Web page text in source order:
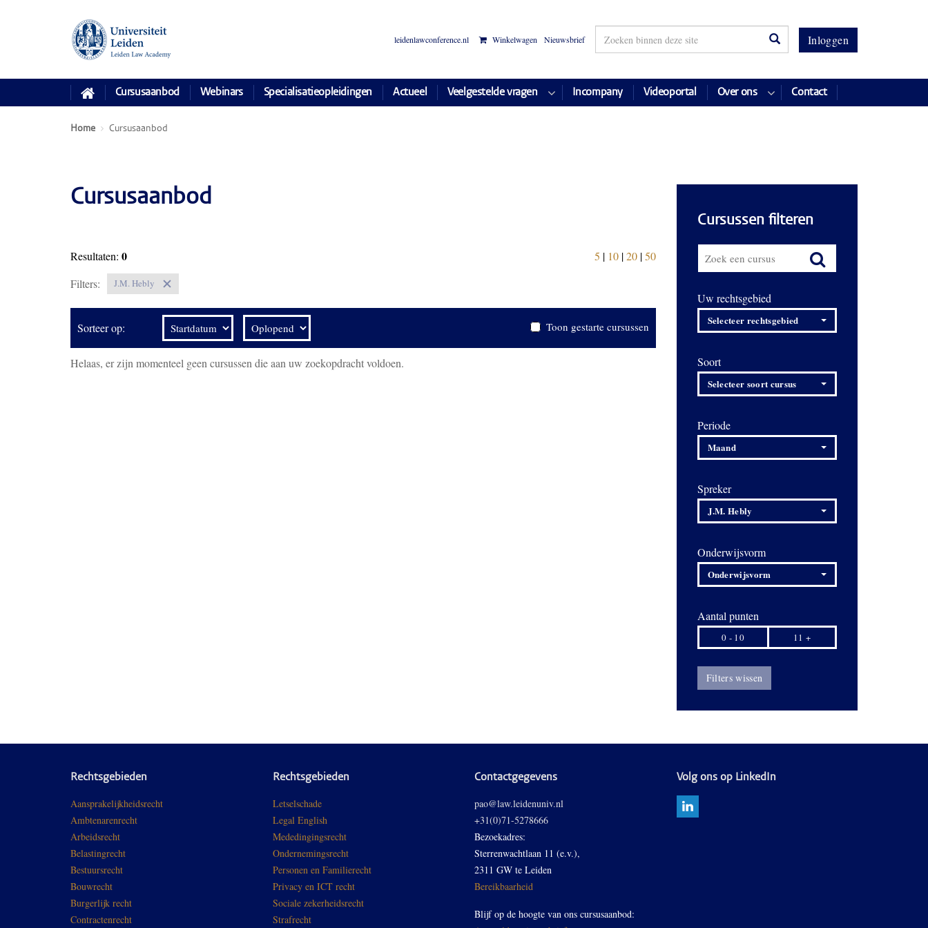
Inloggen
leidenlawconference.nl Winkelwagen Nieuwsbrief
Cursusaanbod Webinars Specialisatieopleidingen Actueel Veelgestelde vragen Incompany Videoportal Over ons Contact
Home Cursusaanbod
Cursusaanbod
Resultaten: 0 5 | 10|20|50
Filters:
J.M. Hebly
Sorteer op: Toon gestarte cursussen
Helaas, er zijn momenteel geen cursussen die aan uw zoekopdracht voldoen.
Cursussen filteren
Uw rechtsgebied
Selecteer rechtsgebied
Soort
Selecteer soort cursus
Periode
Maand
Spreker
J.M. Hebly
Onderwijsvorm
Onderwijsvorm
Aantal punten
0 - 10 11 +
Filters wissen
Rechtsgebieden
Aansprakelijkheidsrecht
Ambtenarenrecht
Arbeidsrecht
Belastingrecht
Bestuursrecht
Bouwrecht
Burgerlijk recht
Contractenrecht
Rechtsgebieden
Letselschade
Legal English
Mededingingsrecht
Ondernemingsrecht
Personen en Familierecht
Privacy en ICT recht
Sociale zekerheidsrecht
Strafrecht
Contactgegevens
pao@law.leidenuniv.nl
+31(0)71-5278666
Bezoekadres:
Sterrenwachtlaan 11 (e.v.),
2311 GW te Leiden
Bereikbaarheid
Blijf op de hoogte van ons cursusaanbod:
Volg ons op LinkedIn